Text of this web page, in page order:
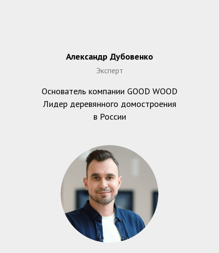
Александр Дубовенко
Эксперт
Основатель компании GOOD WOOD
Лидер деревянного домостроения
в России